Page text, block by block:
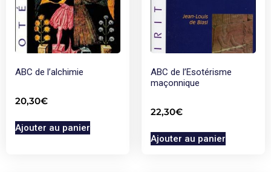
ABC de l’alchimie
20,30€
Ajouter au panier
ABC de l’Esotérisme
maçonnique
22,30€
Ajouter au panier